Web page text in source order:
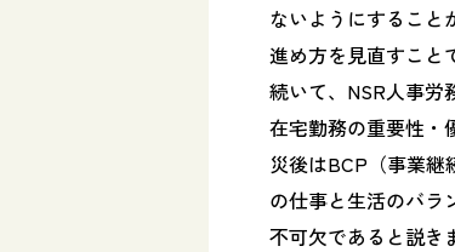
ないようにすること
進め方を見直すこと
続いて、NSR人事労
在宅勤務の重要性・
災後はBCP（事業継
の仕事と生活のバラ
不可欠であると説き